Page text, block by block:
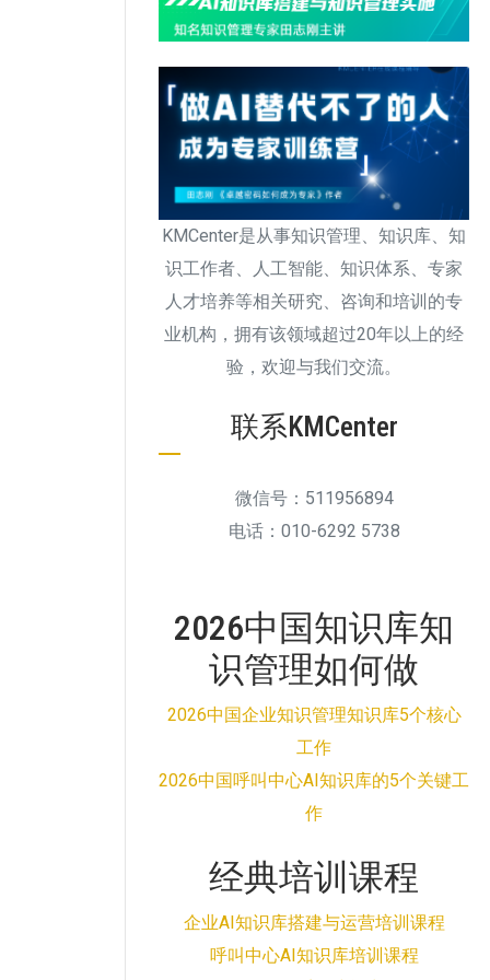
KMCenter是从事知识管理、知识库、知
识工作者、人工智能、知识体系、专家
人才培养等相关研究、咨询和培训的专
业机构，拥有该领域超过20年以上的经
验，欢迎与我们交流。
联系KMCenter
微信号：511956894
电话：010-6292 5738
2026中国知识库知
识管理如何做
2026中国企业知识管理知识库5个核心
工作
2026中国呼叫中心AI知识库的5个关键工
作
经典培训课程
企业AI知识库搭建与运营培训课程
呼叫中心AI知识库培训课程